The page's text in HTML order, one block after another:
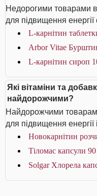
Недорогими товарами в
для підвищення енергії
L-карнітин
Arbor Vitae
L-карнітин сироп
Які вітаміни та
найдорожчими?
Найдорожчими
для підвищення енергії
Новокарнітин
Тіломас капсули
Solgar Хлорела